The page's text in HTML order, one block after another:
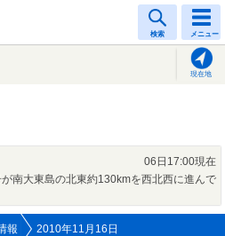
検索 メニュー
現在地
06日17:00現在
南大東島の北東約130kmを西北西に進んで
報 2010年11月16日